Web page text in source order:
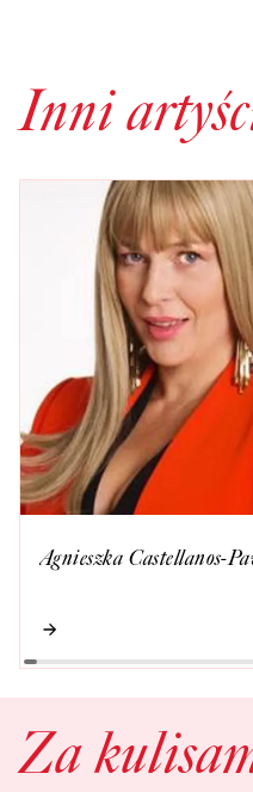
Inni
Agnieszka Castellanos-
Za